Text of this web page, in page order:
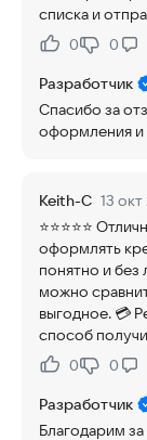
списка и
Нравится:
0Не 0
Разработчик
Спасибо за
оформления и
Keith-C 13
⭐️⭐️⭐️⭐️⭐️
оформлять
понятно и
можно
выгодное. 💳
способ
Нравится:
0Не 0
Разработчик
Благодарим